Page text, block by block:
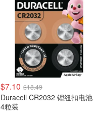
$7.10 $18.49
Duracell CR2032 锂纽扣电池
4粒装